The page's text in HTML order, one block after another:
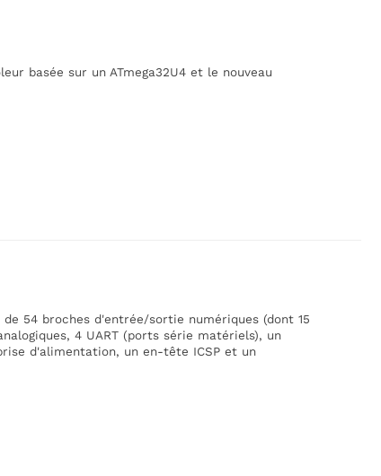
basée sur un ATmega32U4 et le nouveau
54 broches d'entrée/sortie numériques (dont 15
4 UART (ports série matériels), un
d'alimentation, un en-tête ICSP et un